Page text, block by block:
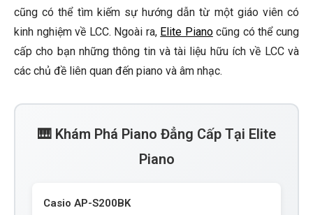
cũng có thể tìm kiếm sự hướng dẫn từ một giáo viên có
kinh nghiệm về LCC. Ngoài ra, Elite Pianocũng có thể cung
cấp cho bạn những thông tin và tài liệu hữu ích về LCC và
các chủ đề liên quan đến piano và âm nhạc.
🎹 Khám Phá Piano Đẳng Cấp Tại Elite
Piano
Casio AP-S200BK